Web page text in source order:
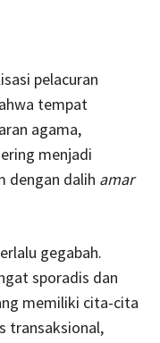
pelacuran
tempat
agama,
menjadi
dengan dalih amar
gegabah.
sporadis dan
memiliki cita-cita
transaksional,